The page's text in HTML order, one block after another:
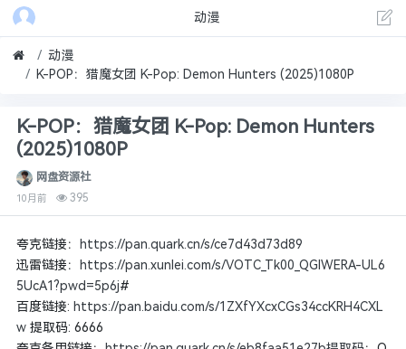
动漫
动漫
K-POP：猎魔女团 K-Pop: Demon Hunters (2025)1080P
K-POP：猎魔女团 K-Pop: Demon Hunters
(2025)1080P
网盘资源社
10月前 395
夸克链接：
https://pan.quark.cn/s/ce7d43d73d89
迅雷链接：
https://pan.xunlei.com/s/VOTC_Tk00_QGlWERA-UL6
5UcA1?pwd=5p6j#
百度链接: https://pan.baidu.com/s/1ZXfYXcxCGs34ccKRH4CXL
w提取码: 6666